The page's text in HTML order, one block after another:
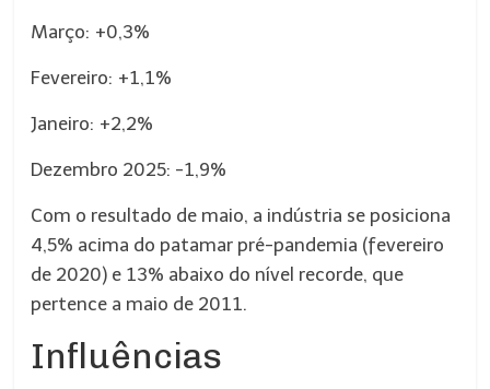
Março: +0,3%
Fevereiro: +1,1%
Janeiro: +2,2%
Dezembro 2025: -1,9%
Com o resultado de maio, a indústria se posiciona
4,5% acima do patamar pré-pandemia (fevereiro
de 2020) e 13% abaixo do nível recorde, que
pertence a maio de 2011.
Influências